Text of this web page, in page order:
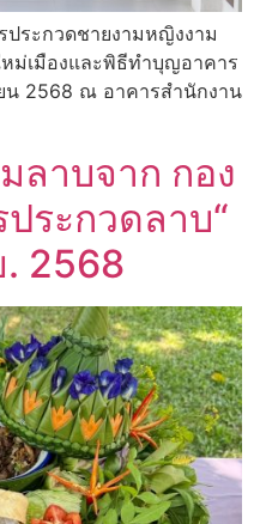
ประกวดชายงามหญิงงาม
ม่เมืองและพิธีทำบุญอาคาร
น 2568 ณ อาคารสำนักงาน
ลาบจาก กอง
ระกวดลาบ“
. 2568